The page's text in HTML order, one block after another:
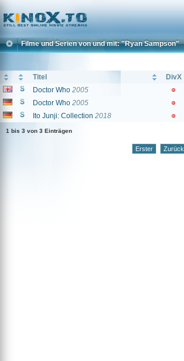
Home
Filme und Serien von und mit: "Ryan Sampson"
Titel DivX
Doctor Who 2005
Doctor Who 2005
Ito Junji: Collection 2018
1 bis 3 von 3 Einträgen
Erster Zurück